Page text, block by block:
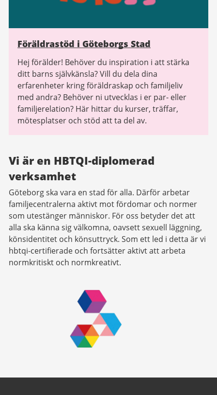
Föräldrastöd i Göteborgs Stad
Hej förälder! Behöver du inspiration i att stärka
ditt barns självkänsla? Vill du dela dina
erfarenheter kring föräldraskap och familjeliv
med andra? Behöver ni utvecklas i er par- eller
familjerelation? Här hittar du kurser, träffar,
mötesplatser och stöd att ta del av.
Vi är en HBTQI-diplomerad
verksamhet
Göteborg ska vara en stad för alla. Därför arbetar
familjecentralerna aktivt mot fördomar och normer
som utestänger människor. För oss betyder det att
alla ska känna sig välkomna, oavsett sexuell läggning,
könsidentitet och könsuttryck. Som ett led i detta är vi
hbtqi-certifierade och fortsätter aktivt att arbeta
normkritiskt och normkreativt.